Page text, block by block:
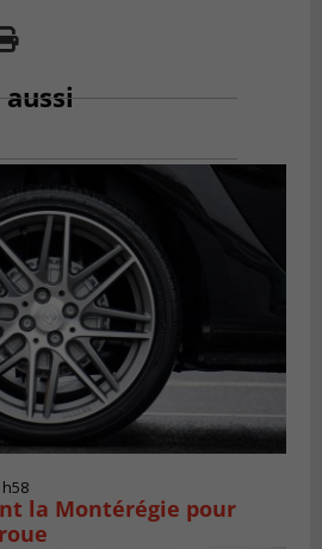
la Montérégie pour